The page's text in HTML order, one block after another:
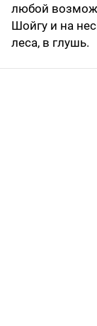
любой
Шойгу и на
леса, в глушь.